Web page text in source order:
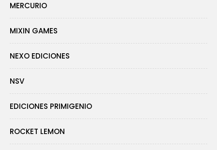
MERCURIO
MIXIN GAMES
NEXO EDICIONES
NSV
EDICIONES PRIMIGENIO
ROCKET LEMON